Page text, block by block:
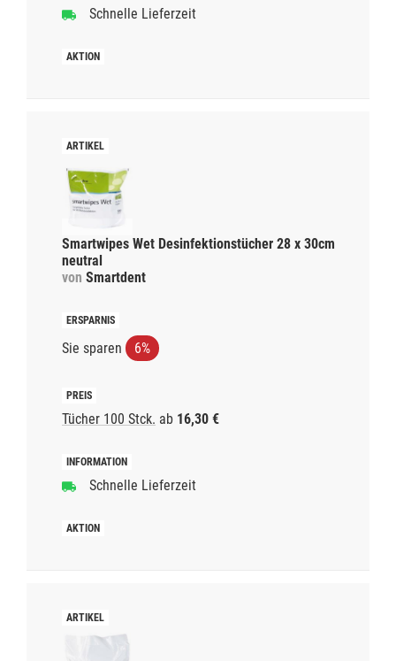
Schnelle Lieferzeit
Smartwipes Wet Desinfektionstücher 28 x 30cm
neutral
von Smartdent
Sie sparen 6%
Tücher 100 Stck. ab 16,30 €
Schnelle Lieferzeit